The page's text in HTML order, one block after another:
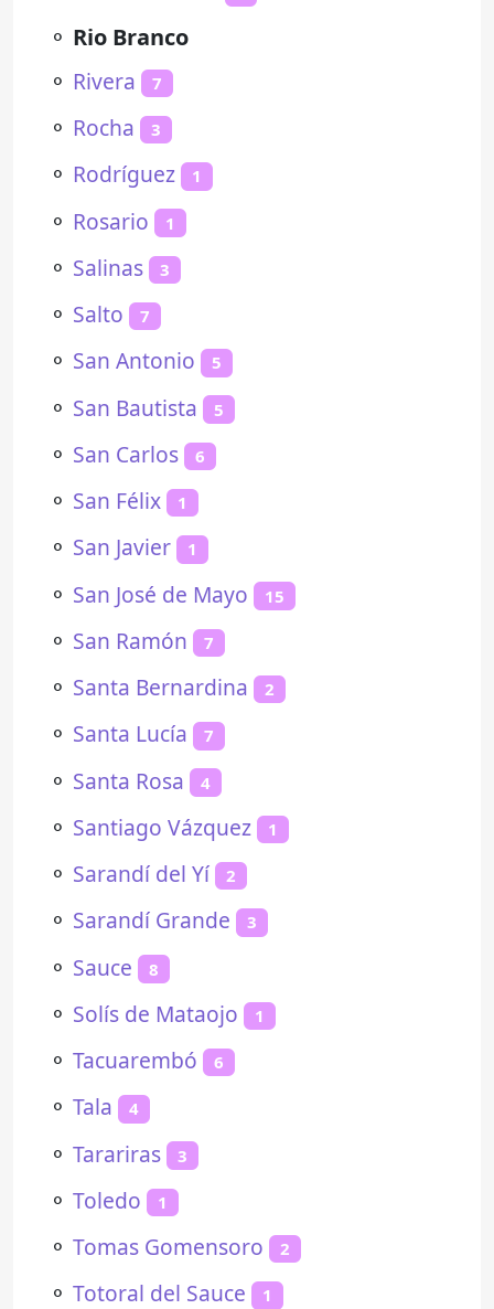
⚬ Rio Branco
⚬ Rivera 7
⚬ Rocha 3
⚬ Rodríguez 1
⚬ Rosario 1
⚬ Salinas 3
⚬ Salto 7
⚬ San Antonio 5
⚬ San Bautista 5
⚬ San Carlos 6
⚬ San Félix 1
⚬ San Javier 1
⚬ San José de Mayo 15
⚬ San Ramón 7
⚬ Santa Bernardina 2
⚬ Santa Lucía 7
⚬ Santa Rosa 4
⚬ Santiago Vázquez 1
⚬ Sarandí del Yí 2
⚬ Sarandí Grande 3
⚬ Sauce 8
⚬ Solís de Mataojo 1
⚬ Tacuarembó 6
⚬ Tala 4
⚬ Tarariras 3
⚬ Toledo 1
⚬ Tomas Gomensoro 2
⚬ Totoral del Sauce 1